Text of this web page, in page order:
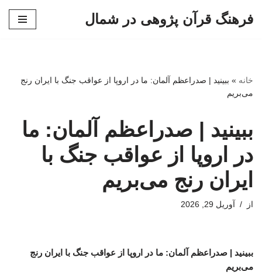
فرهنگ قرآن پژوهی در شمال
خانه » ببینید | صدراعظم آلمان: ما در اروپا از عواقب جنگ با ایران رنج
می‌بریم
ببینید | صدراعظم آلمان: ما
در اروپا از عواقب جنگ با
ایران رنج می‌بریم
از آوریل 29, 2026
ببینید | صدراعظم آلمان: ما در اروپا از عواقب جنگ با ایران رنج
می‌بریم